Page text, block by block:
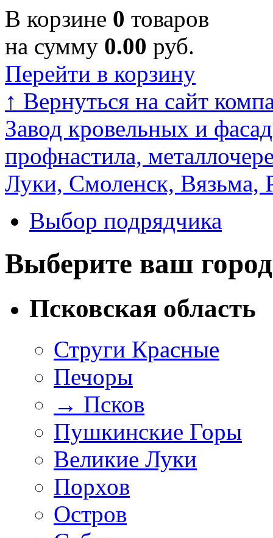
В корзине 0 товаров
на сумму 0.00 руб.
Перейти в корзину
↑ Вернуться на сайт
Завод кровельных и
профнастила,
Луки, Смоленск, Вязьма,
Выбор подрядчика
Выберите ваш город
Псковская область
Струги Красные
Печоры
→ Псков
Пушкинские Горы
Великие Луки
Порхов
Остров